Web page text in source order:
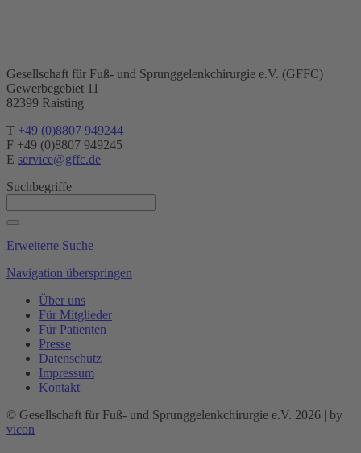
Gesellschaft für Fuß- und Sprunggelenkchirurgie e.V. (GFFC)
Gewerbegebiet 11
82399 Raisting
T +49 (0)8807 949244
F +49 (0)8807 949245
E service@gffc.de
Suchbegriffe
Erweiterte Suche
Navigation überspringen
Über uns
Für Mitglieder
Für Patienten
Presse
Datenschutz
Impressum
Kontakt
© Gesellschaft für Fuß- und Sprunggelenkchirurgie e.V. 2026 | by
vicon